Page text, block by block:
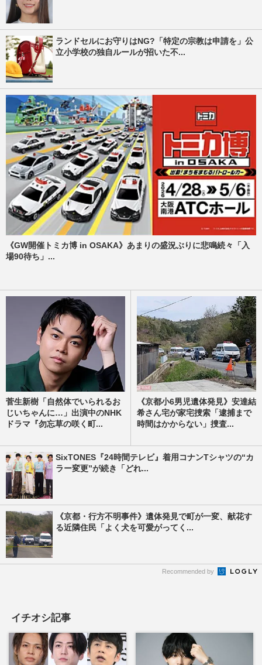
ランドセルにお守りはNG?「特定の宗教は申請を」公
立小学校の独自ルールが招いた不...
《GW開催トミカ博 in OSAKA》あまりの盛況ぶりに悲鳴続々「入
場90待ち」...
菅生新樹「自然体でいられるお
じいちゃんに…」出演中のNHK
ドラマ『勿忘草の咲く町...
《京都小6男児遺体発見》安達結
希さん宅が家宅捜索「逮捕まで
時間はかからない」捜査...
SixTONES『24時間テレビ』着用コナンTシャツの“カ
ラー変更”が続き「どれ...
《京都・行方不明事件》遺体発見で町が一変、献花す
る近隣住民「よく犬を可愛がってく...
Recommended by
イチオシ記事